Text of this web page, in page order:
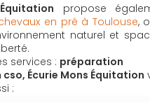
propose
en pré à Toulouse,
naturel et
services : préparation
Écurie Mons Équitation
: